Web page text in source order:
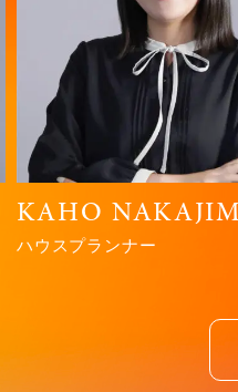
KAHO
ハウスプランナー